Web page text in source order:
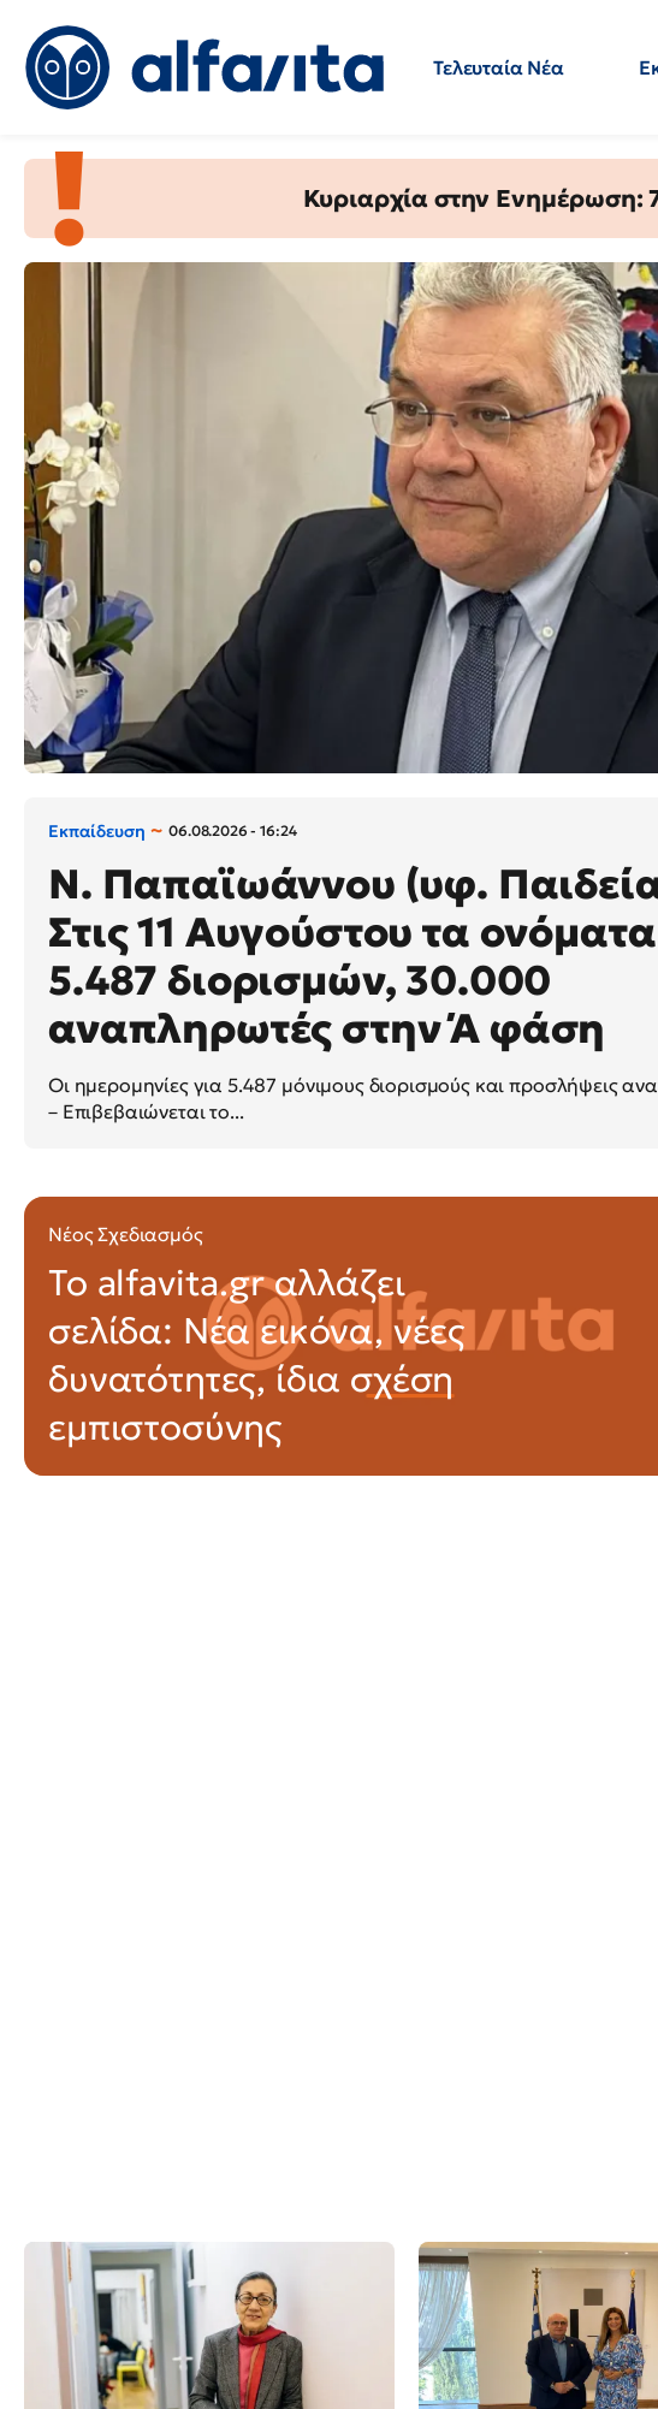
AlfaVita
-
Ειδήσεις
για
την
εκπαίδευση
Τελευταία Νέα
Κυριαρχία στην Ενημέρωση:
Εκπαίδευση 06.08.2026 - 16:24
N. Παπαϊωάννου (υφ.
Στις 11 Αυγούστου τα ονόματα
5.487 διορισμών, 30.000
αναπληρωτές στην Ά φάση
Οι ημερομηνίες για 5.487 μόνιμους διορισμούς και προσλήψεις
– Επιβεβαιώνεται το...
Νέος Σχεδιασμός
Το alfavita.gr αλλάζει
σελίδα: Νέα εικόνα, νέες
δυνατότητες, ίδια σχέση
εμπιστοσύνης